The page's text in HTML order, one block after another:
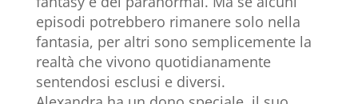
episodi potrebbero rimanere solo nella
fantasia, per altri sono semplicemente la
realtà che vivono quotidianamente
sentendosi esclusi e diversi.